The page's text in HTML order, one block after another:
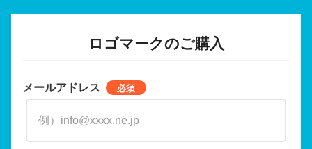
ロゴマークのご購入
メールアドレス